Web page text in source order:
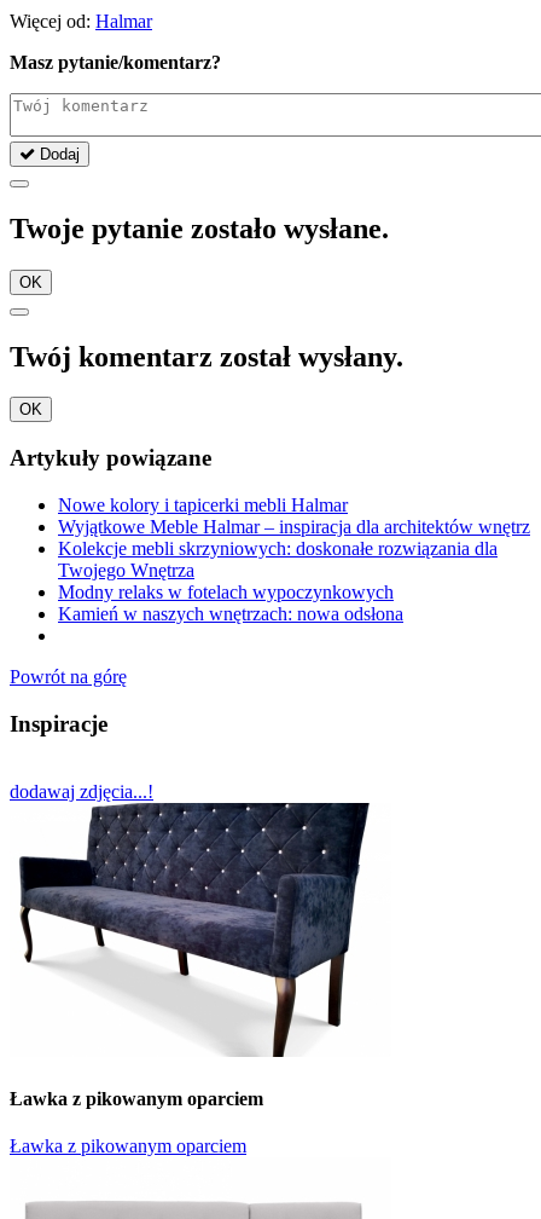
Więcej od: Halmar
Masz pytanie/komentarz?
Dodaj
Twoje pytanie zostało wysłane.
OK
Twój komentarz został wysłany.
OK
Artykuły powiązane
Nowe kolory i tapicerki mebli Halmar
Wyjątkowe Meble Halmar – inspiracja dla architektów wnętrz
Kolekcje mebli skrzyniowych: doskonałe rozwiązania dla
Twojego Wnętrza
Modny relaks w fotelach wypoczynkowych
Kamień w naszych wnętrzach: nowa odsłona
Powrót na górę
Inspiracje
dodawaj zdjęcia...!
Ławka z pikowanym oparciem
Ławka z pikowanym oparciem